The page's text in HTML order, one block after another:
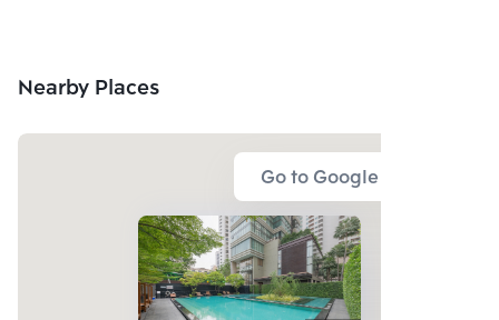
Nearby Places
Go to Google Map